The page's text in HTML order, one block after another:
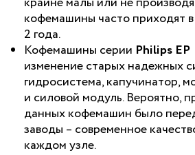
кофемашины часто приходят в
2 года.
Кофемашины серии Philips EP
изменение старых надежных
гидросистема, капучинатор,
и силовой модуль. Вероятно,
данных кофемашин было
заводы – современное
каждом узле.